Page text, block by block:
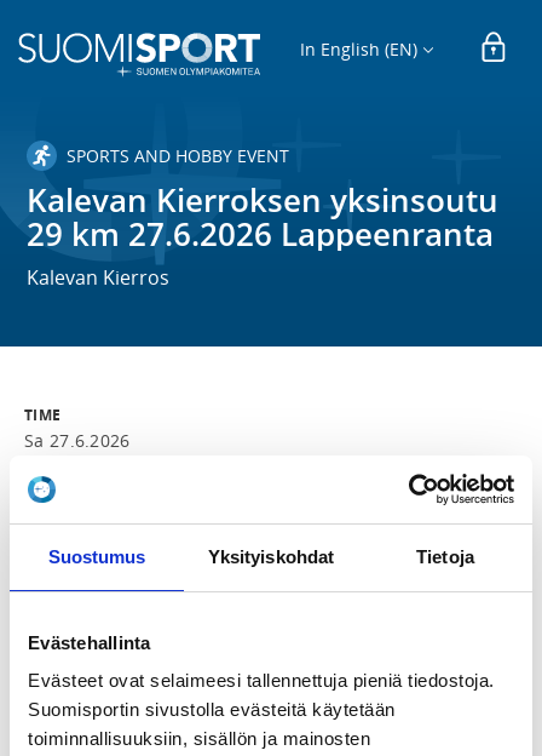
Suostumus Yksityiskohdat Tietoja
Evästehallinta
Evästeet ovat selaimeesi tallennettuja pieniä tiedostoja.
Suomisportin sivustolla evästeitä käytetään
toiminnallisuuksiin, sisällön ja mainosten
In English (EN)
SPORTS AND HOBBY EVENT
Kalevan Kierroksen yksinsoutu
29 km 27.6.2026 Lappeenranta
Kalevan Kierros
TIME
Sa 27.6.2026
LOCATION
Korvenkylässä
Rauhanrinne 1, 55320 Lappeenranta, Finland
LOCALITY
Lappeenranta